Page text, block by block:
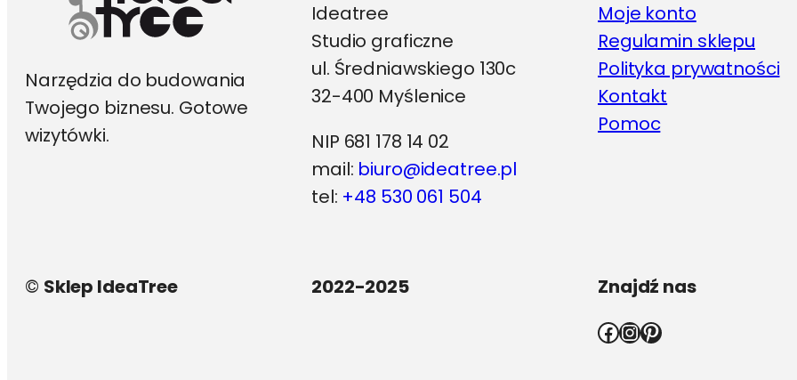
Narzędzia do budowania
Twojego biznesu. Gotowe
wizytówki.
Ideatree
Studio graficzne
ul. Średniawskiego 130c
32-400 Myślenice
NIP 681 178 14 02
mail: biuro@ideatree.pl
tel: +48 530 061 504
Moje konto
Regulamin sklepu
Polityka prywatności
Kontakt
Pomoc
© Sklep IdeaTree 2022-2025 Znajdź nas
Facebook InstagramPinterest